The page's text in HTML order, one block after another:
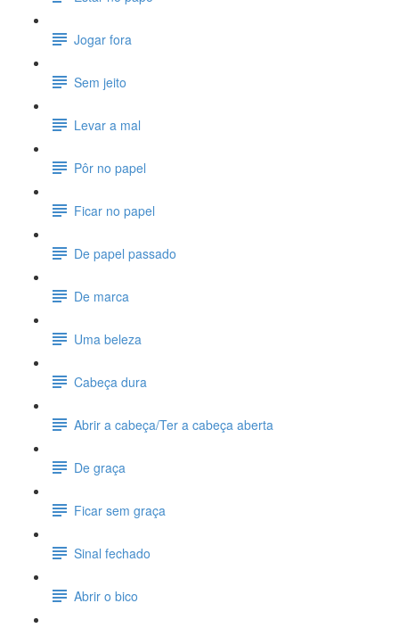
Jogar fora
Sem jeito
Levar a mal
Pôr no papel
Ficar no papel
De papel passado
De marca
Uma beleza
Cabeça dura
Abrir a cabeça/Ter a cabeça aberta
De graça
Ficar sem graça
Sinal fechado
Abrir o bico